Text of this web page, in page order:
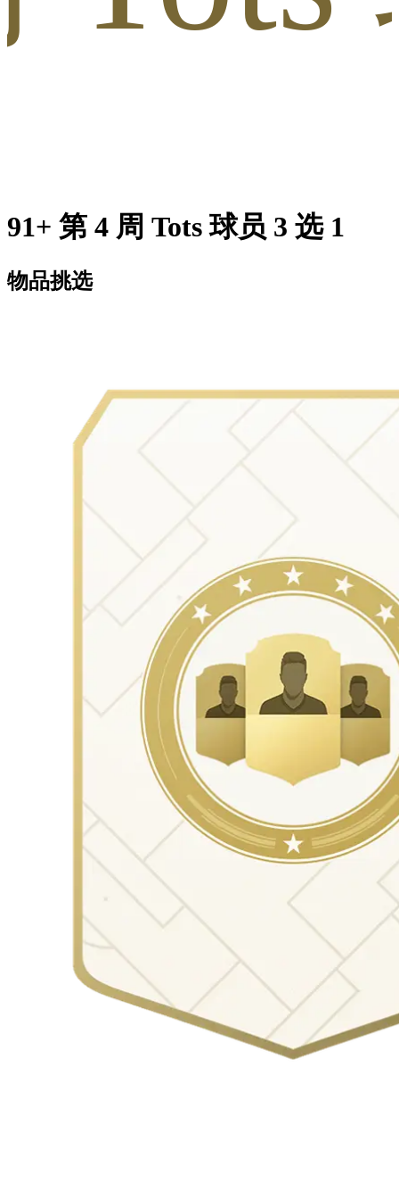
91+ 第 4 周 Tots 球员 3 选 1
物品挑选